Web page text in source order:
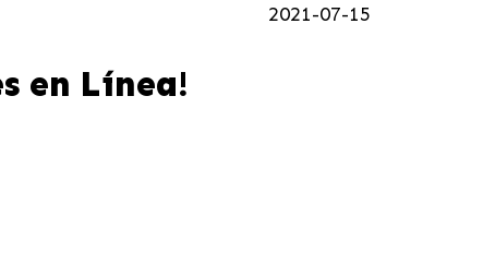
2021-07-15
en Línea!